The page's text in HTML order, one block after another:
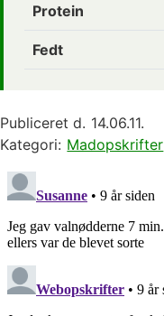
Protein
Fedt
Publiceret d. 14.06.11.
Kategori: Madopskrifter